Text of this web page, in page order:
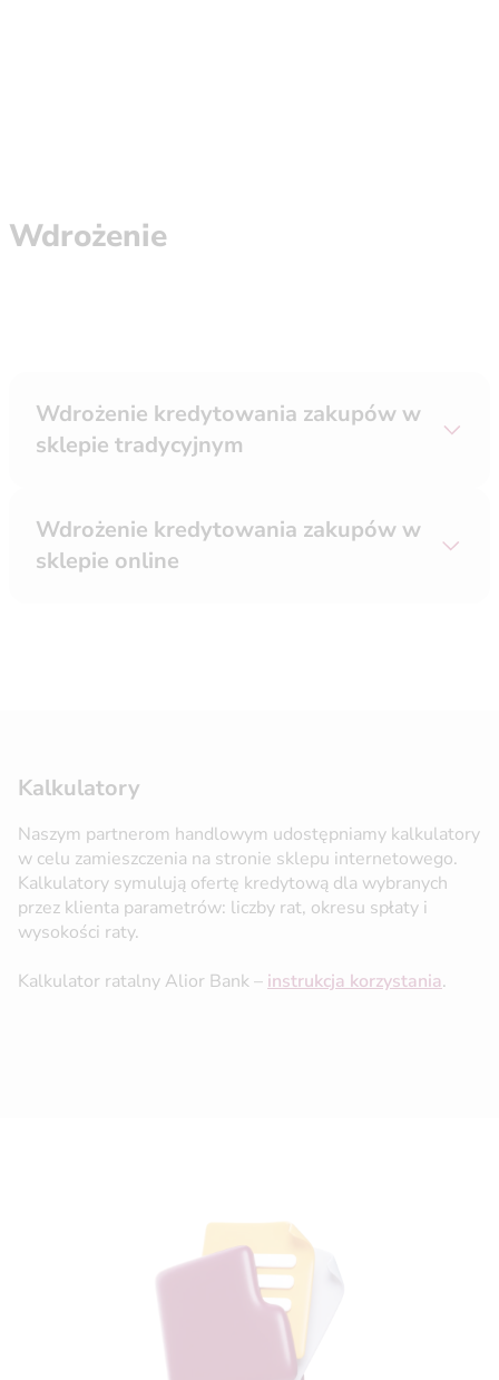
Wdrożenie
Wdrożenie kredytowania zakupów w
sklepie tradycyjnym
Wdrożenie kredytowania zakupów w
sklepie online
Kalkulatory
Naszym partnerom handlowym udostępniamy kalkulatory
w celu zamieszczenia na stronie sklepu internetowego.
Kalkulatory symulują ofertę kredytową dla wybranych
przez klienta parametrów: liczby rat, okresu spłaty i
wysokości raty.
Kalkulator ratalny Alior Bank – instrukcja korzystania.